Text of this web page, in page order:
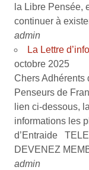
la Libre Pensée,
continuer à
admin
La Lettre
octobre 2025
Chers Adhérents
Penseurs de
lien ci-dessous,
informations les
d’Entraide
DEVENEZ
admin